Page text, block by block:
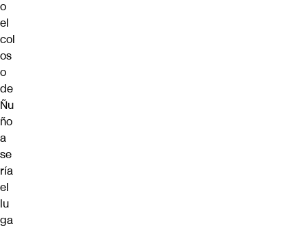
o
el
col
os
o
de
Ñu
ño
a
se
ría
el
lu
ga